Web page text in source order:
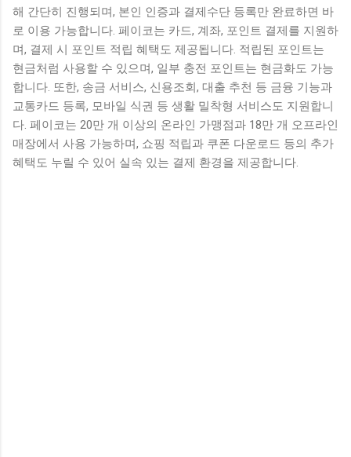
해 간단히 진행되며, 본인 인증과 결제수단 등록만 완료하면 바
로 이용 가능합니다. 페이코는 카드, 계좌, 포인트 결제를 지원하
며, 결제 시 포인트 적립 혜택도 제공됩니다. 적립된 포인트는
현금처럼 사용할 수 있으며, 일부 충전 포인트는 현금화도 가능
합니다. 또한, 송금 서비스, 신용조회, 대출 추천 등 금융 기능과
교통카드 등록, 모바일 식권 등 생활 밀착형 서비스도 지원합니
다. 페이코는 20만 개 이상의 온라인 가맹점과 18만 개 오프라인
매장에서 사용 가능하며, 쇼핑 적립과 쿠폰 다운로드 등의 추가
혜택도 누릴 수 있어 실속 있는 결제 환경을 제공합니다.